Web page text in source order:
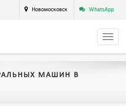
Новомосковск WhatsApp
МАШИН В